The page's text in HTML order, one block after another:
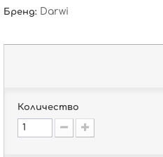
Бренд: Darwi
Количество